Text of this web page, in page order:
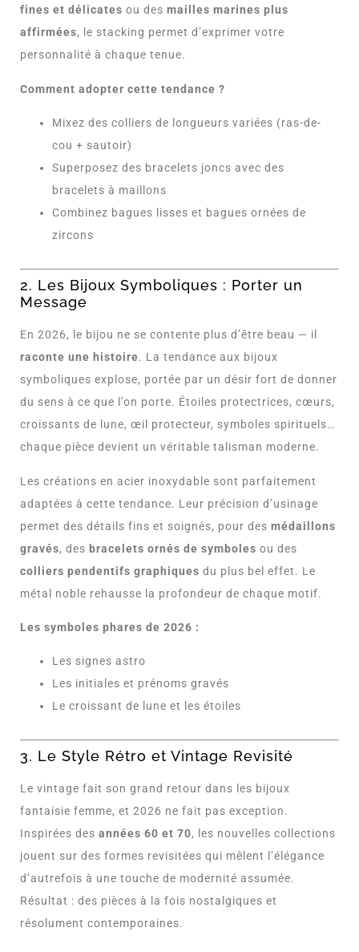
fines et délicates ou des mailles marines plus
affirmées, le stacking permet d’exprimer votre
personnalité à chaque tenue.
Comment adopter cette tendance ?
Mixez des colliers de longueurs variées (ras-de-
cou + sautoir)
Superposez des bracelets joncs avec des
bracelets à maillons
Combinez bagues lisses et bagues ornées de
zircons
2. Les Bijoux Symboliques : Porter un
Message
En 2026, le bijou ne se contente plus d’être beau — il
raconte une histoire. La tendance aux bijoux
symboliques explose, portée par un désir fort de donner
du sens à ce que l’on porte. Étoiles protectrices, cœurs,
croissants de lune, œil protecteur, symboles spirituels…
chaque pièce devient un véritable talisman moderne.
Les créations en acier inoxydable sont parfaitement
adaptées à cette tendance. Leur précision d’usinage
permet des détails fins et soignés, pour des médaillons
gravés, des bracelets ornés de symboles ou des
colliers pendentifs graphiques du plus bel effet. Le
métal noble rehausse la profondeur de chaque motif.
Les symboles phares de 2026 :
Les signes astro
Les initiales et prénoms gravés
Le croissant de lune et les étoiles
3. Le Style Rétro et Vintage Revisité
Le vintage fait son grand retour dans les bijoux
fantaisie femme, et 2026 ne fait pas exception.
Inspirées des années 60 et 70, les nouvelles collections
jouent sur des formes revisitées qui mêlent l’élégance
d’autrefois à une touche de modernité assumée.
Résultat : des pièces à la fois nostalgiques et
résolument contemporaines.